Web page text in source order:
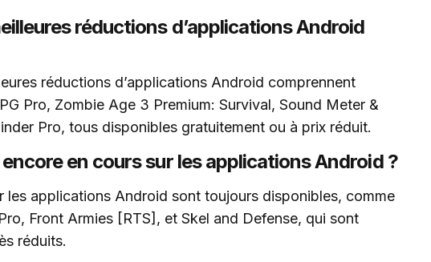
réductions d’applications Android
réductions d’applications Android comprennent
Pro, Zombie Age 3 Premium: Survival, Sound Meter &
Pro, tous disponibles gratuitement ou à prix réduit.
en cours sur les applications Android ?
les applications Android sont toujours disponibles, comme
Front Armies [RTS], et Skel and Defense, qui sont
réduits.